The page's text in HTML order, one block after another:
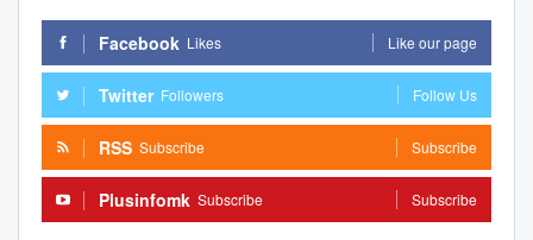
Facebook Likes Like our page
Twitter Followers Follow Us
RSS Subscribe Subscribe
Plusinfomk Subscribe Subscribe